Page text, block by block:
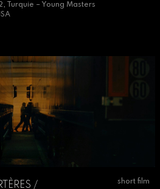
Turquie – Young Masters
/ short film